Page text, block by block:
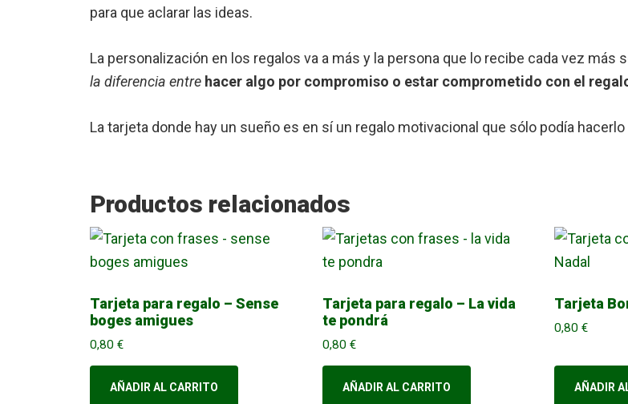
para que aclarar las ideas.
La personalización en los regalos va a más y la persona que lo recibe cada vez más
la diferencia entre hacer algo por compromiso o estar comprometido con el
La tarjeta donde hay un sueño es en sí un regalo motivacional que sólo podía
Productos relacionados
Tarjeta para regalo – Sense
boges amigues
0,80 €
AÑADIR AL CARRITO
Tarjeta para regalo – La vida
te pondrá
0,80 €
AÑADIR AL CARRITO
Tarjeta
0,80 €
AÑADIR